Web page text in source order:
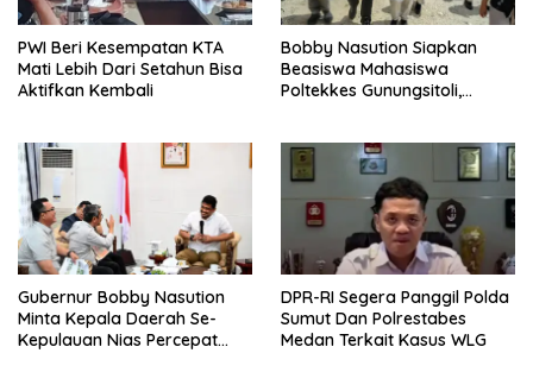
PWI Beri Kesempatan KTA
Mati Lebih Dari Setahun Bisa
Aktifkan Kembali
Bobby Nasution Siapkan
Beasiswa Mahasiswa
Poltekkes Gunungsitoli,
Gubernur Bobby Nasution
Minta Kepala Daerah Se-
Kepulauan Nias Percepat
DPR-RI Segera Panggil Polda
Sumut Dan Polrestabes
Medan Terkait Kasus WLG